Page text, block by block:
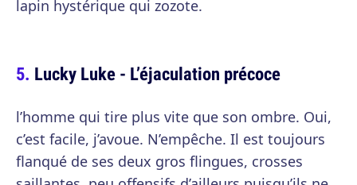
lapin hystérique qui zozote.
Lucky Luke - L’éjaculation précoce
l’homme qui tire plus vite que son ombre. Oui,
c’est facile, j’avoue. N’empêche. Il est toujours
flanqué de ses deux gros flingues, crosses